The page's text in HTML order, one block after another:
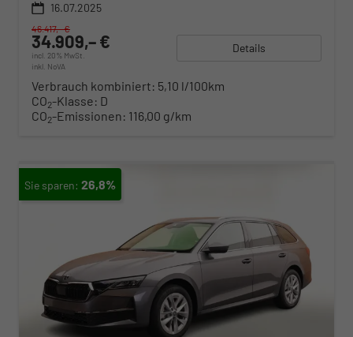
16.07.2025
34.909,– €
incl. 20% MwSt.
inkl. NoVA
46.417,– €
Details
Verbrauch kombiniert: 5,10 l/100km
CO2-Klasse: D
CO2-Emissionen: 116,00 g/km
26,8%